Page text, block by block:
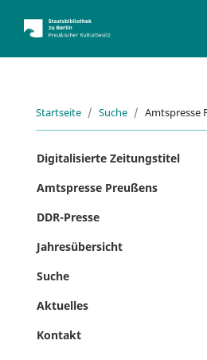
Startseite Suche Amtspresse
Digitalisierte Zeitungstitel
Amtspresse Preußens
DDR-Presse
Jahresübersicht
Suche
Aktuelles
Kontakt